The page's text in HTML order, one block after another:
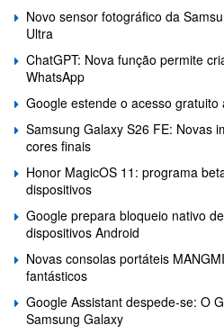
Novo sensor fotográfico da
Ultra
ChatGPT: Nova função permite
WhatsApp
Google estende o acesso
Samsung Galaxy S26 FE: Novas
cores finais
Honor MagicOS 11: programa
dispositivos
Google prepara bloqueio nativo
dispositivos Android
Novas consolas portáteis
fantásticos
Google Assistant despede-se: O
Samsung Galaxy